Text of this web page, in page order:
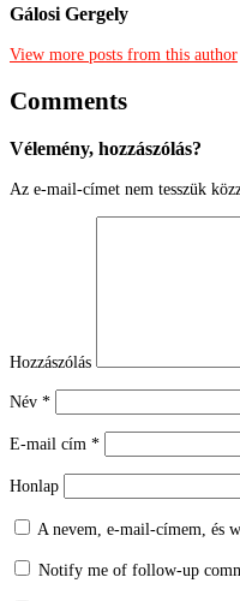
Gálosi Gergely
View more posts from this author
Comments
Vélemény, hozzászólás?
Az e-mail-címet nem tesszük
Hozzászólás
Név *
E-mail cím *
Honlap
A nevem, e-mail-címem, és
Notify me of follow-up